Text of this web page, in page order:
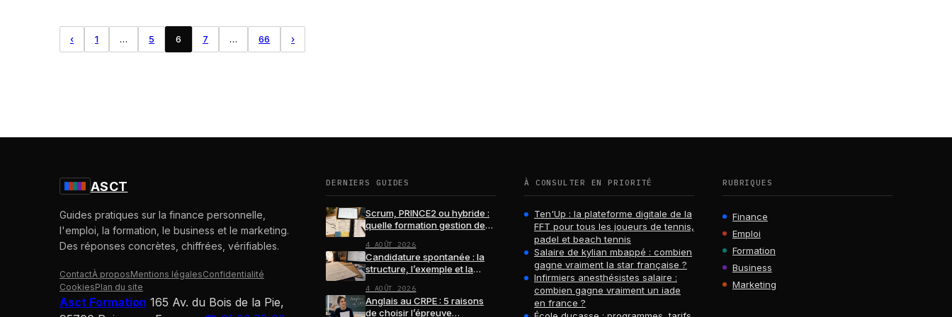
‹ 1 … 5 6 7 … 66 ›
ASCT
Guides pratiques sur la finance personnelle,
l'emploi, la formation, le business et le marketing.
Des réponses concrètes, chiffrées, vérifiables.
ContactÀ proposMentions légalesConfidentialité
CookiesPlan du site
Asct Formation 165 Av. du Bois de la Pie,
DERNIERS GUIDES
Scrum, PRINCE2 ou hybride :
quelle formation gestion de
projets choisir ?
4 AOÛT 2026
Candidature spontanée : la
structure, l’exemple et la
relance qui font la différence
4 AOÛT 2026
Anglais au CRPE : 5 raisons
de choisir l’épreuve
À CONSULTER EN PRIORITÉ
Ten'Up : la plateforme digitale de la
FFT pour tous les joueurs de tennis,
padel et beach tennis
Salaire de kylian mbappé : combien
gagne vraiment la star française ?
Infirmiers anesthésistes salaire :
combien gagne vraiment un iade
en france ?
RUBRIQUES
Finance
Emploi
Formation
Business
Marketing